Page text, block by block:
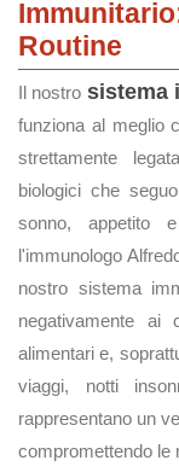
Routine
Il nostro sistema
funziona al meglio
strettamente
biologici che
sonno, appetito
l'immunologo
nostro sistema
negativamente ai
alimentari e,
viaggi, notti
rappresentano un
compromettendo le